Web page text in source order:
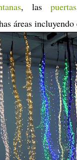
, las puertas
áreas incluyendo